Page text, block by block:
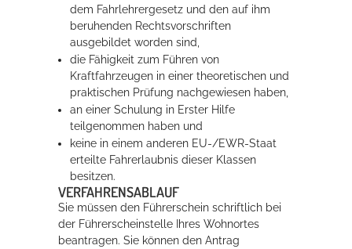
dem Fahrlehrergesetz und den auf ihm
beruhenden Rechtsvorschriften
ausgebildet worden sind,
die Fähigkeit zum Führen von
Kraftfahrzeugen in einer theoretischen und
praktischen Prüfung nachgewiesen haben,
an einer Schulung in Erster Hilfe
teilgenommen haben und
keine in einem anderen EU-/EWR-Staat
erteilte Fahrerlaubnis dieser Klassen
besitzen.
VERFAHRENSABLAUF
Sie müssen den Führerschein schriftlich bei
der Führerscheinstelle Ihres Wohnortes
beantragen. Sie können den Antrag